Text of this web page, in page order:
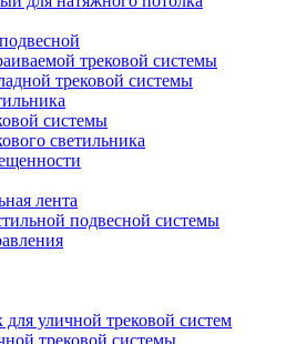
трековой системы
трековой системы
системы
светильника
лента
подвесной системы
уличной трековой систем
трековой системы